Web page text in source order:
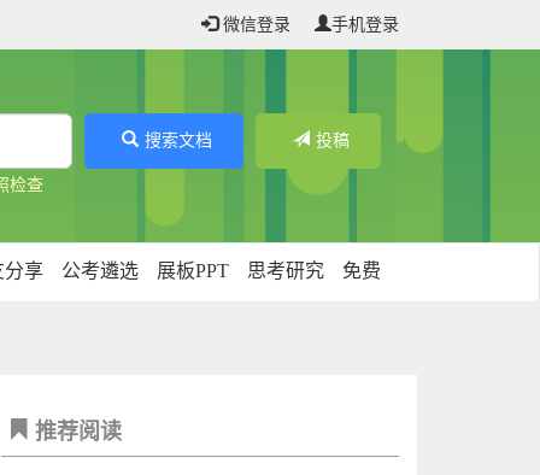
微信登录 手机登录
搜索文档 投稿
检查
分享 公考遴选 展板PPT 思考研究 免费
推荐阅读